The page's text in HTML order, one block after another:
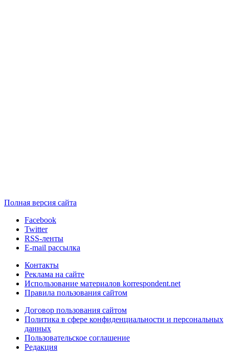
Полная версия сайта
Facebook
Twitter
RSS-ленты
E-mail рассылка
Контакты
Реклама на сайте
Использование материалов korrespondent.net
Правила пользования сайтом
Договор пользования сайтом
Политика в сфере конфиденциальности и персональных
данных
Пользовательское соглашение
Редакция